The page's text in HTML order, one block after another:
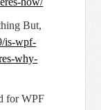
But,
is-wpf-
why-
for WPF